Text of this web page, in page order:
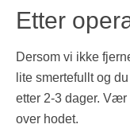
Etter
Dersom vi ikke
lite smertefullt og
etter 2-3 dager.
over hodet.